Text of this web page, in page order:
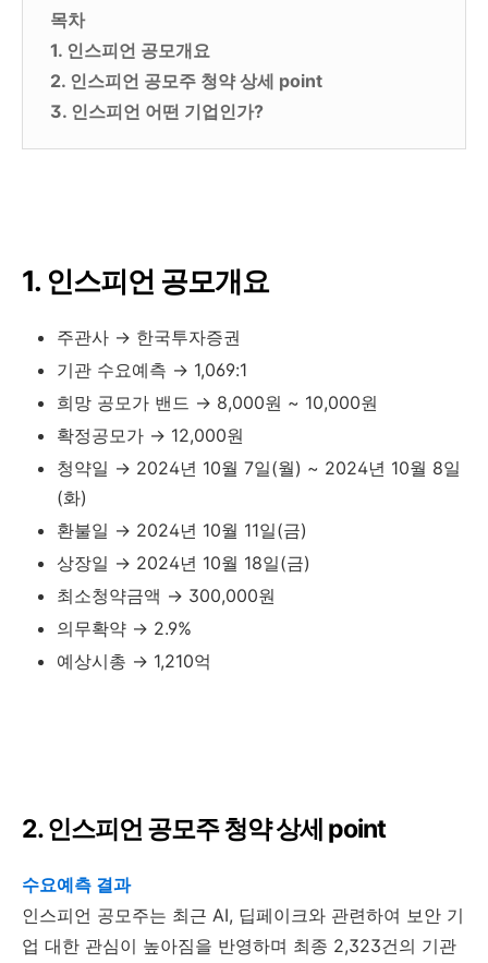
목차
1. 인스피언 공모개요
2. 인스피언 공모주 청약 상세 point
3. 인스피언 어떤 기업인가?
1. 인스피언 공모개요
주관사 → 한국투자증권
기관 수요예측 → 1,069:1
희망 공모가 밴드 → 8,000원 ~ 10,000원
확정공모가 → 12,000원
청약일 → 2024년 10월 7일(월) ~ 2024년 10월 8일
(화)
환불일 → 2024년 10월 11일(금)
상장일 → 2024년 10월 18일(금)
최소청약금액 → 300,000원
의무확약 → 2.9%
예상시총 → 1,210억
2. 인스피언 공모주 청약 상세 point
수요예측 결과
인스피언 공모주는 최근 AI, 딥페이크와 관련하여 보안 기
업 대한 관심이 높아짐을 반영하며 최종 2,323건의 기관